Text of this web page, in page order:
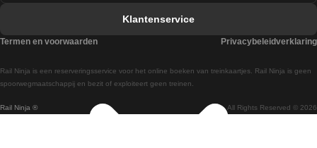
Treinen van Wenen naar Salzburg
Treinen van Wenen naar Praag
Rail Ninja ® All Rights Reserved © 2026
Rail Ninja is een reserveringsservice voor het online boeken van treinkaartjes. Rail Ninja is geen
spoorwegmaatschappij en bezit of exploiteert geen treinen.
Klantenservice
Termen en voorwaarden Privacybeleidverklaring